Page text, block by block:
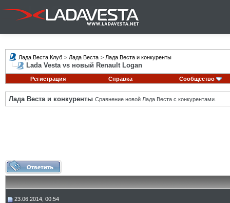
Лада Веста Клуб > Лада Веста > Лада Веста и конкуренты
Lada Vesta vs новый Renault Logan
Регистрация Справка Сообщество
Лада Веста и конкуренты Сравнение новой Лада Веста с конкурентами.
23.06.2014, 00:54